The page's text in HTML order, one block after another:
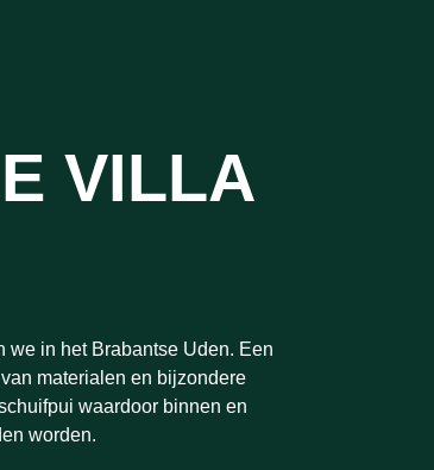
VILLA
we in het Brabantse Uden. Een
materialen en bijzondere
waardoor binnen en
worden.